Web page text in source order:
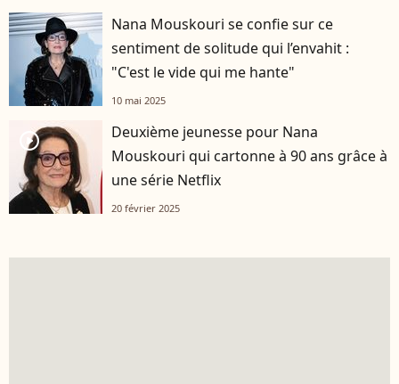
Nana Mouskouri se confie sur ce
sentiment de solitude qui l’envahit :
"C'est le vide qui me hante"
10 mai 2025
player2
Deuxième jeunesse pour Nana
Mouskouri qui cartonne à 90 ans grâce à
une série Netflix
20 février 2025